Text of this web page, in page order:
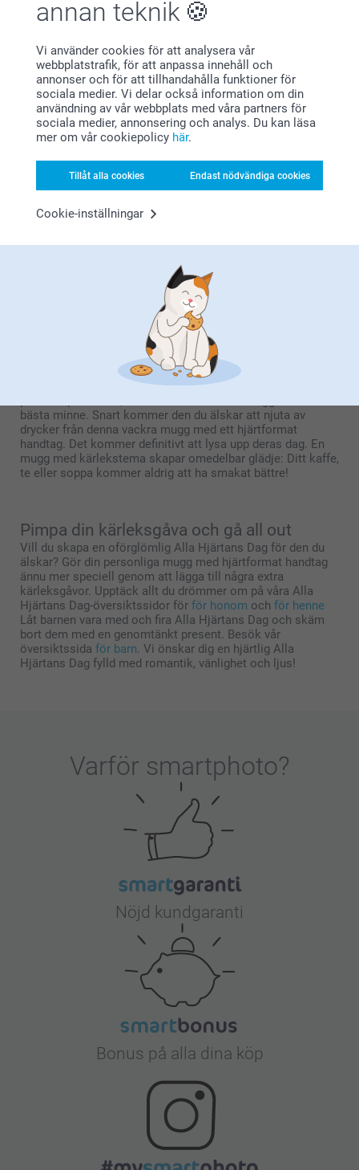
annan teknik
Vi använder cookies för att analysera vår
webbplatstrafik, för att anpassa innehåll och
annonser och för att tillhandahålla funktioner för
sociala medier. Vi delar också information om din
användning av vår webbplats med våra partners för
sociala medier, annonsering och analys. Du kan läsa
mer om vår cookiepolicy här.
Tillåt alla cookies Endast nödvändiga cookies
Cookie-inställningar
Hej Mats!
Stort tack för dina ⭐️⭐️⭐️⭐️⭐️ och omdöme, kul att du
Vi önskar dig en fin sommar!
Vänliga hälsningar,
Miia @smartphoto
Visa mer
Relaterade produkter
Mugg
7 varianter
Från 119,00
(1454 omdömen)
Bokstäver i trä med foto
2 varianter
499,00
Choklad med text
7 varianter
Från 299,00
Värmeljushållare
Mugg med hjärtformat handtag = mugg
Vi har alla en speciell person som får våra hjärtan att slå
snabbare. Uttryck din kärlek med en personlig mugg som
har ett hjärtformat handtag. En personlig mugg är den
bästa minne. Snart kommer den du älskar att njuta av
drycker från denna vackra mugg med ett hjärtformat
handtag. Det kommer definitivt att lysa upp deras dag. En
mugg med kärlekstema skapar omedelbar glädje: Ditt kaffe,
te eller soppa kommer aldrig att ha smakat bättre!
Pimpa din kärleksgåva och gå all out
Vill du skapa en oförglömlig Alla Hjärtans Dag för den du
älskar? Gör din personliga mugg med hjärtformat handtag
ännu mer speciell genom att lägga till några extra
kärleksgåvor. Upptäck allt du drömmer om på våra Alla
Hjärtans Dag-översiktssidor för för honom och för henne
Låt barnen vara med och fira Alla Hjärtans Dag och skäm
bort dem med en genomtänkt present. Besök vår
översiktssida för barn. Vi önskar dig en hjärtlig Alla
Hjärtans Dag fylld med romantik, vänlighet och ljus!
Varför smartphoto?
Nöjd kundgaranti
Bonus på alla dina köp